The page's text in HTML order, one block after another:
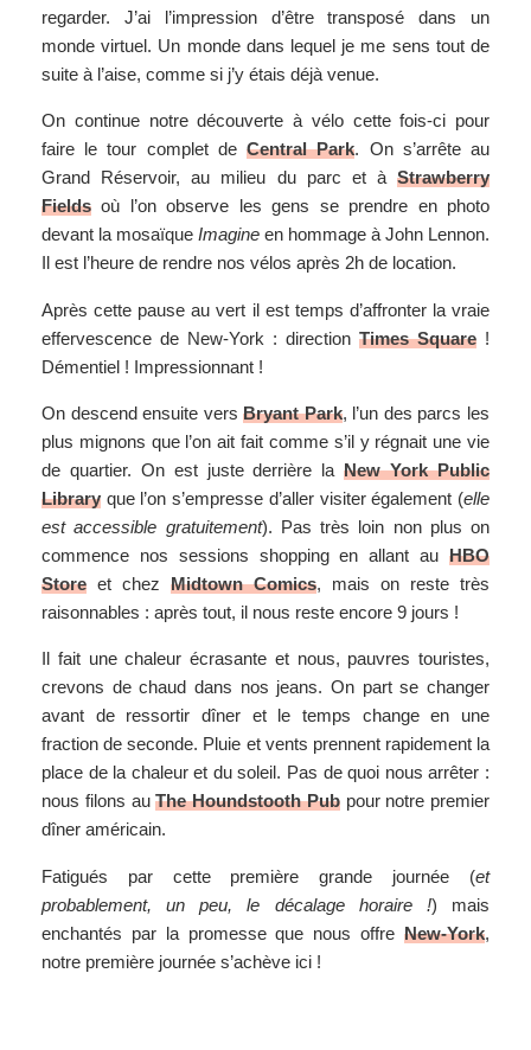
regarder. J’ai l’impression d’être transposé dans un
monde virtuel. Un monde dans lequel je me sens tout de
suite à l’aise, comme si j’y étais déjà venue.
On continue notre découverte à vélo cette fois-ci pour
faire le tour complet deCentral Park. On s’arrête au
Grand Réservoir, au milieu du parc et à Strawberry
Fields où l’on observe les gens se prendre en photo
devant la mosaïque Imagine en hommage à John Lennon.
Il est l’heure de rendre nos vélos après 2h de location.
Après cette pause au vert il est temps d’affronter la vraie
effervescence de New-York : direction Times Square !
Démentiel ! Impressionnant !
On descend ensuite versBryant Park, l’un des parcs les
plus mignons que l’on ait fait comme s’il y régnait une vie
de quartier. On est juste derrière laNew York Public
Library que l’on s’empresse d’aller visiter également (elle
est accessible gratuitement). Pas très loin non plus on
commence nos sessions shopping en allant au HBO
Store et chez Midtown Comics, mais on reste très
raisonnables : après tout, il nous reste encore 9 jours !
Il fait une chaleur écrasante et nous, pauvres touristes,
crevons de chaud dans nos jeans. On part se changer
avant de ressortir dîner et le temps change en une
fraction de seconde. Pluie et vents prennent rapidement la
place de la chaleur et du soleil. Pas de quoi nous arrêter :
nous filons auThe Houndstooth Pubpour notre premier
dîner américain.
Fatigués par cette première grande journée (et
probablement, un peu, le décalage horaire !) mais
enchantés par la promesse que nous offre New-York,
notre première journée s’achève ici !